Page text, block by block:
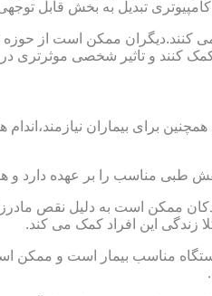
می کنند.دیگران ممکن است
کنند و تاثیر شخصی موثرتری
برای بیماران
طبی مناسب را بر عهده دارد
ممکن است به دلیل نقص
زندگی این افراد کمک می کند.
مناسب بیمار است و ممکن است